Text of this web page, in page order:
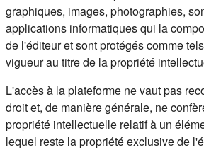
graphiques, images, photographies,
applications informatiques qui la
de l'éditeur et sont protégés comme
vigueur au titre de la propriété
L'accès à la plateforme ne vaut pas
droit et, de manière générale, ne
propriété intellectuelle relatif à un
lequel reste la propriété exclusive de